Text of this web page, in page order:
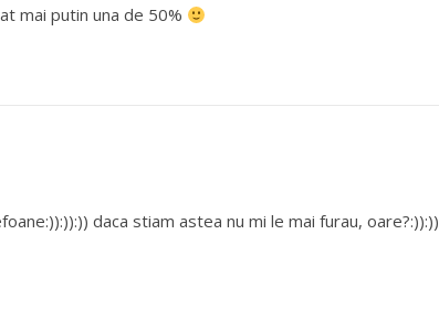
mai putin una de 50%
daca stiam astea nu mi le mai furau, oare?:)):))